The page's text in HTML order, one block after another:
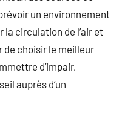
un environnement
la circulation de l’air et
de choisir le meilleur
d’impair,
auprès d’un